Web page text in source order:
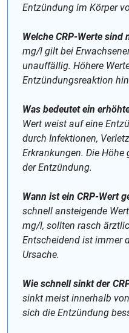
Entzündung im Körper
Welche CRP-Werte sind
mg/l gilt bei
unauffällig. Höhere
Entzündungsreaktion
Was bedeutet ein
Wert weist auf eine
durch Infektionen,
Erkrankungen. Die
der Entzündung.
Wann ist ein CRP-Wert
schnell ansteigende
mg/l, sollten rasch
Entscheidend ist immer
Ursache.
Wie schnell sinkt der
sinkt meist innerhalb
sich die Entzündung